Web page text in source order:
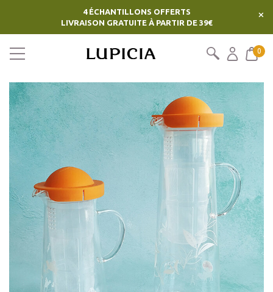
4 ÉCHANTILLONS OFFERTS
LIVRAISON GRATUITE À PARTIR DE 39€
×
0